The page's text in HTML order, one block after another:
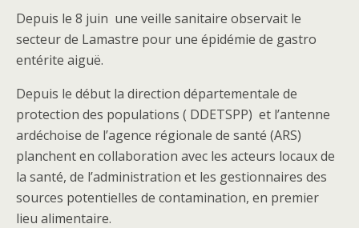
Depuis le 8 juin une veille sanitaire observait le
secteur de Lamastre pour une épidémie de gastro
entérite aiguë.
Depuis le début la direction départementale de
protection des populations ( DDETSPP) et l’antenne
ardéchoise de l’agence régionale de santé (ARS)
planchent en collaboration avec les acteurs locaux de
la santé, de l’administration et les gestionnaires des
sources potentielles de contamination, en premier
lieu alimentaire.